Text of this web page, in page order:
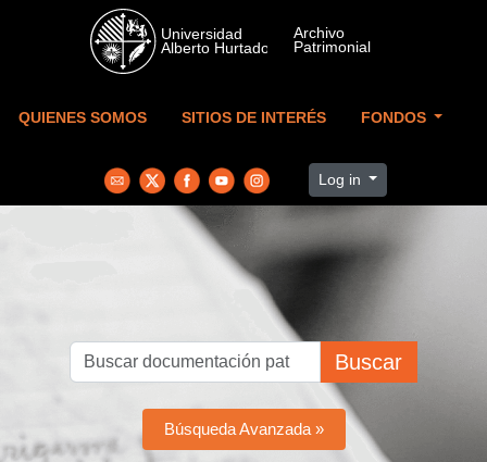
Skip to main content
QUIENES SOMOS SITIOS DE INTERÉS FONDOS
Log in
Buscar
Búsqueda Avanzada »